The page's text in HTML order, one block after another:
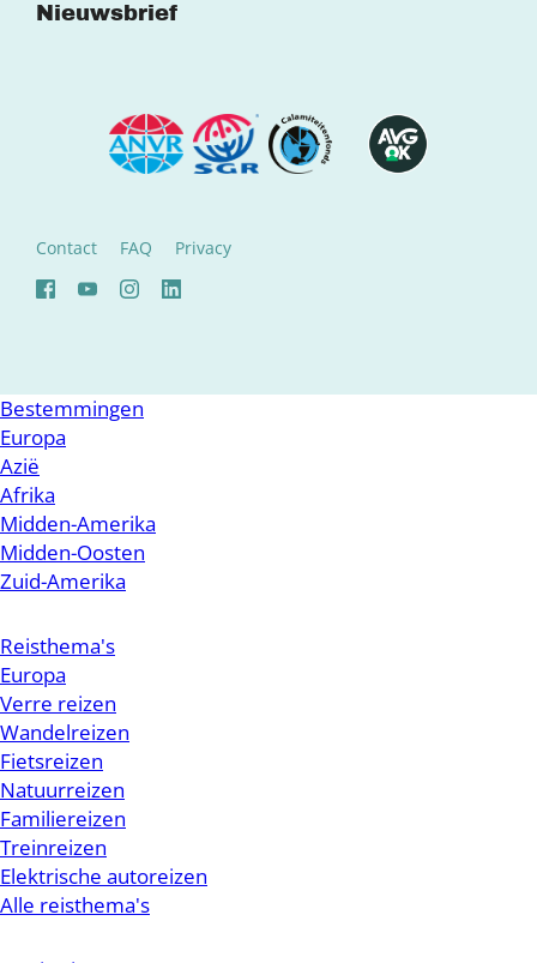
Nieuwsbrief
Contact FAQ Privacy
Bestemmingen
Europa
Azië
Afrika
Midden-Amerika
Midden-Oosten
Zuid-Amerika
Reisthema's
Europa
Verre reizen
Wandelreizen
Fietsreizen
Natuurreizen
Familiereizen
Treinreizen
Elektrische autoreizen
Alle reisthema's